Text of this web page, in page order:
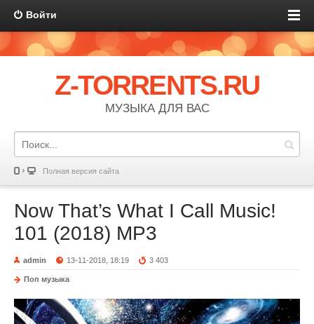
Войти
Z-TORRENTS.RU
МУЗЫКА ДЛЯ ВАС
Полная версия сайта
Now That’s What I Call Music!
101 (2018) MP3
admin 13-11-2018, 18:19 3 403
Поп музыка